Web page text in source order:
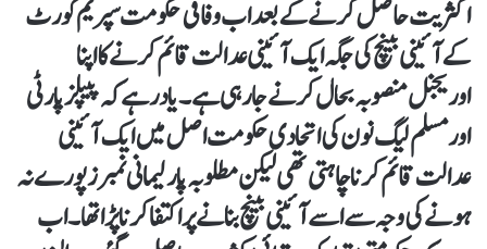
اکثریت حاصل کرنے کے بعد اب وفاقی حکومت سپریم کورٹ
کے آئینی بینچ کی جگہ ایک آئینی عدالت قائم کرنے کا اپنا
اوریجنل منصوبہ بحال کرنے جا رہی ہے۔ یاد رہے کہ پیپلز پارٹی
اور مسلم لیگ نون کی اتحادی حکومت اصل میں ایک آئینی
عدالت قائم کرنا چاہتی تھی لیکن مطلوبہ پارلیمانی نمبرز پورے نہ
ہونے کی وجہ سے اسے آئینی بینچ بنانے پر اکتفا کرنا پڑا تھا۔ اب